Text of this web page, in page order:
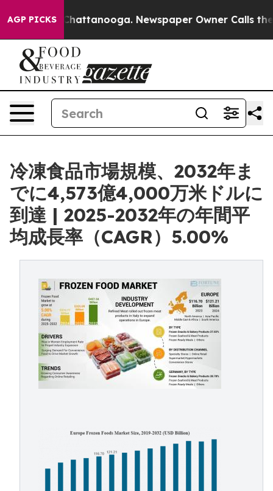
AGP PICKS
in Chattanooga. Newspaper Owner Calls the
冷凍食品市場規模、2032年ま
でに4,573億4,000万米ドルに
到達 | 2025-2032年の年間平
均成長率（CAGR）5.00%